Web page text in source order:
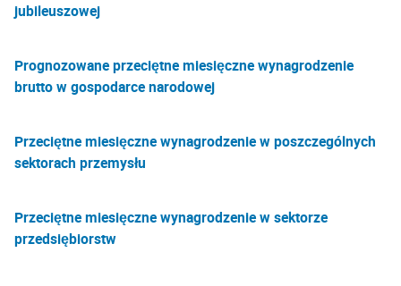
jubileuszowej
Prognozowane przeciętne miesięczne wynagrodzenie
brutto w gospodarce narodowej
Przeciętne miesięczne wynagrodzenie w poszczególnych
sektorach przemysłu
Przeciętne miesięczne wynagrodzenie w sektorze
przedsiębiorstw